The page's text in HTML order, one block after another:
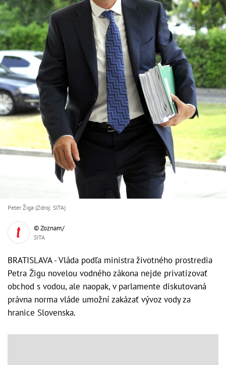
Peter Žiga (Zdroj: SITA)
© Zoznam/
SITA
BRATISLAVA - Vláda podľa ministra životného prostredia
Petra Žigu novelou vodného zákona nejde privatizovať
obchod s vodou, ale naopak, v parlamente diskutovaná
právna norma vláde umožní zakázať vývoz vody za
hranice Slovenska.